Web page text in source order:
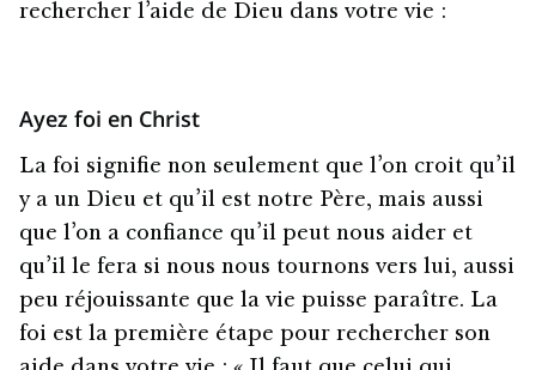
rechercher l’aide de Dieu dans votre vie :
Ayez foi en Christ
La foi signifie non seulement que l’on croit qu’il
y a un Dieu et qu’il est notre Père, mais aussi
que l’on a confiance qu’il peut nous aider et
qu’il le fera si nous nous tournons vers lui, aussi
peu réjouissante que la vie puisse paraître. La
foi est la première étape pour rechercher son